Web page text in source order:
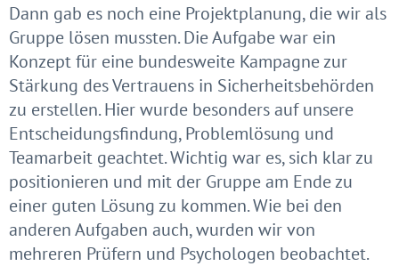
Dann gab es noch eine Projektplanung, die wir als
Gruppe lösen mussten. Die Aufgabe war ein
Konzept für eine bundesweite Kampagne zur
Stärkung des Vertrauens in Sicherheitsbehörden
zu erstellen. Hier wurde besonders auf unsere
Entscheidungsfindung, Problemlösung und
Teamarbeit geachtet. Wichtig war es, sich klar zu
positionieren und mit der Gruppe am Ende zu
einer guten Lösung zu kommen. Wie bei den
anderen Aufgaben auch, wurden wir von
mehreren Prüfern und Psychologen beobachtet.